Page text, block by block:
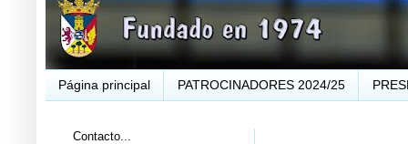
Página principal PATROCINADORES 2024/25
Contacto...